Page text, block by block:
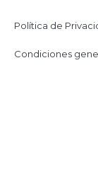
Política de
Condiciones